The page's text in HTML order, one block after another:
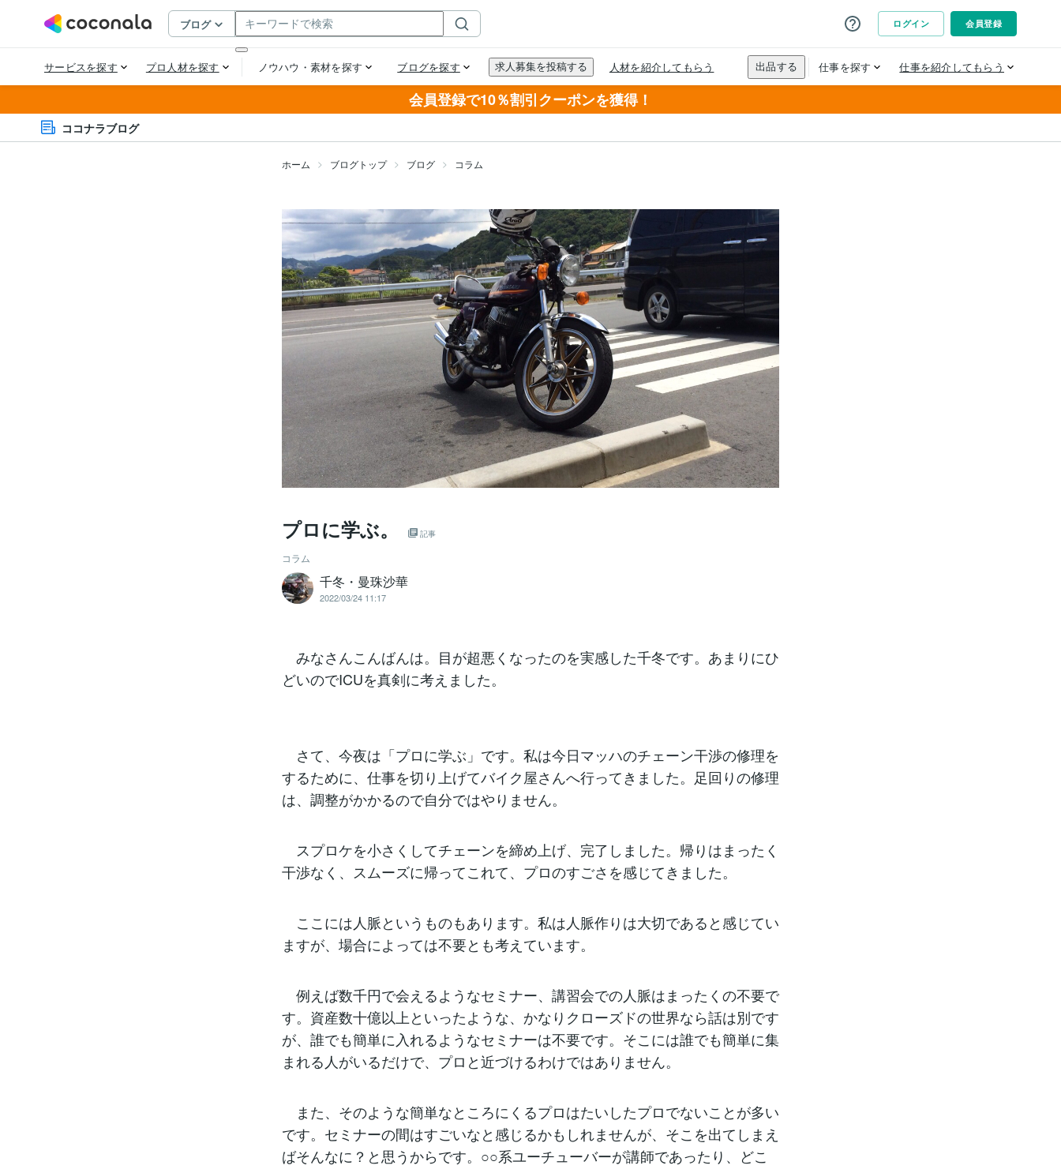
会員登録で10％割引クーポンを獲得！
ココナラブログ
ホーム ブログトップ ブログ コラム
プロに学ぶ。 記事
コラム
千冬・曼珠沙華
2022/03/24 11:17
みなさんこんばんは。目が超悪くなったのを実感した千冬です。あまりにひ
どいのでICUを真剣に考えました。
さて、今夜は「プロに学ぶ」です。私は今日マッハのチェーン干渉の修理を
するために、仕事を切り上げてバイク屋さんへ行ってきました。足回りの修理
は、調整がかかるので自分ではやりません。
スプロケを小さくしてチェーンを締め上げ、完了しました。帰りはまったく
干渉なく、スムーズに帰ってこれて、プロのすごさを感じてきました。
ここには人脈というものもあります。私は人脈作りは大切であると感じてい
ますが、場合によっては不要とも考えています。
例えば数千円で会えるようなセミナー、講習会での人脈はまったくの不要で
す。資産数十億以上といったような、かなりクローズドの世界なら話は別です
が、誰でも簡単に入れるようなセミナーは不要です。そこには誰でも簡単に集
まれる人がいるだけで、プロと近づけるわけではありません。
また、そのような簡単なところにくるプロはたいしたプロでないことが多い
です。セミナーの間はすごいなと感じるかもしれませんが、そこを出てしまえ
ばそんなに？と思うからです。○○系ユーチューバーが講師であったり、どこ